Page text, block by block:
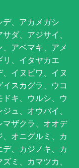
、アカメガシ
ダ、アジサイ、
アベマキ、アメ
、イタヤカエ
イヌビワ、イヌ
スカグラ、ウコ
キ、ウルシ、ウ
ュ、オウバイ、
ザクラ、オオデ
オニグルミ、カ
、カジノキ、カ
ミ、カマツカ、